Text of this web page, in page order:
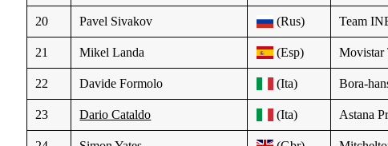
20 Pavel Sivakov (Rus) Team
21 Mikel Landa (Esp) Movistar
22 Davide Formolo (Ita) Bora-
23 Dario Cataldo (Ita) Astana